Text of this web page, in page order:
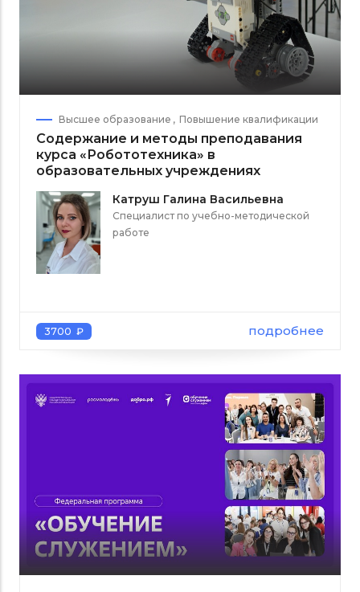
Высшее образование Повышение квалификации
Содержание и методы преподавания
курса «Робототехника» в
образовательных учреждениях
Катруш Галина Васильевна
Специалист по учебно-методической
работе
3700 ₽ подробнее